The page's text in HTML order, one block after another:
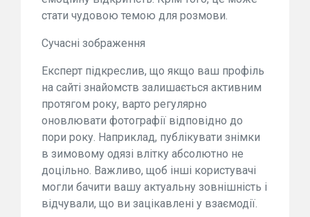
стати чудовою темою для розмови.
Сучасні зображення
Експерт підкреслив, що якщо ваш профіль
на сайті знайомств залишається активним
протягом року, варто регулярно
оновлювати фотографії відповідно до
пори року. Наприклад, публікувати знімки
в зимовому одязі влітку абсолютно не
доцільно. Важливо, щоб інші користувачі
могли бачити вашу актуальну зовнішність і
відчували, що ви зацікавлені у взаємодії.